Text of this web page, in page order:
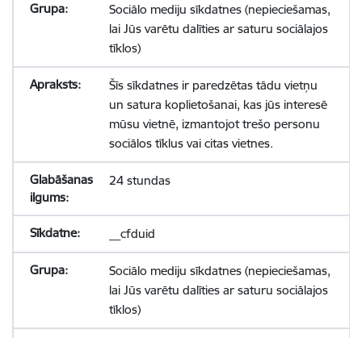
Sociālo mediju sīkdatnes (nepieciešamas,
lai Jūs varētu dalīties ar saturu sociālajos
tīklos)
Šīs sīkdatnes ir paredzētas tādu vietņu
un satura koplietošanai, kas jūs interesē
mūsu vietnē, izmantojot trešo personu
sociālos tīklus vai citas vietnes.
24 stundas
__cfduid
Sociālo mediju sīkdatnes (nepieciešamas,
lai Jūs varētu dalīties ar saturu sociālajos
tīklos)